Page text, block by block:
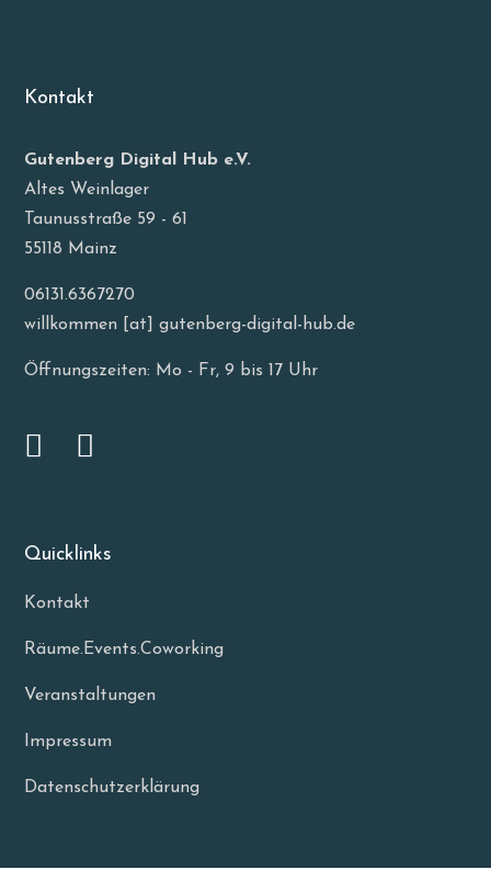
Kontakt
Gutenberg Digital Hub e.V.
Altes Weinlager
Taunusstraße 59 - 61
55118 Mainz
06131.6367270
willkommen [at] gutenberg-digital-hub.de
Öffnungszeiten: Mo - Fr, 9 bis 17 Uhr
Quicklinks
Kontakt
Räume.Events.Coworking
Veranstaltungen
Impressum
Datenschutzerklärung